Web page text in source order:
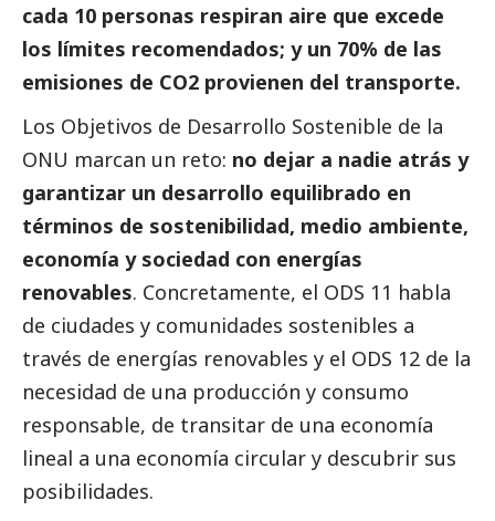
cada 10 personas respiran aire que excede
los límites recomendados; y un 70% de las
emisiones de CO2 provienen del transporte.
Los Objetivos de Desarrollo Sostenible de la
ONU marcan un reto: no dejar a nadie atrás y
garantizar un desarrollo equilibrado en
términos de sostenibilidad, medio ambiente,
economía y sociedad con energías
renovables. Concretamente, el ODS 11 habla
de ciudades y comunidades sostenibles a
través de energías renovables y el ODS 12 de la
necesidad de una producción y consumo
responsable, de transitar de una economía
lineal a una economía circular y descubrir sus
posibilidades.